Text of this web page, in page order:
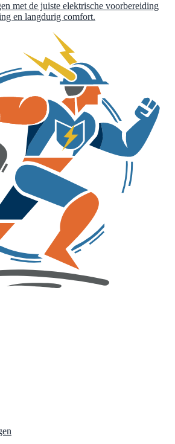
met de juiste elektrische voorbereiding
en langdurig comfort.